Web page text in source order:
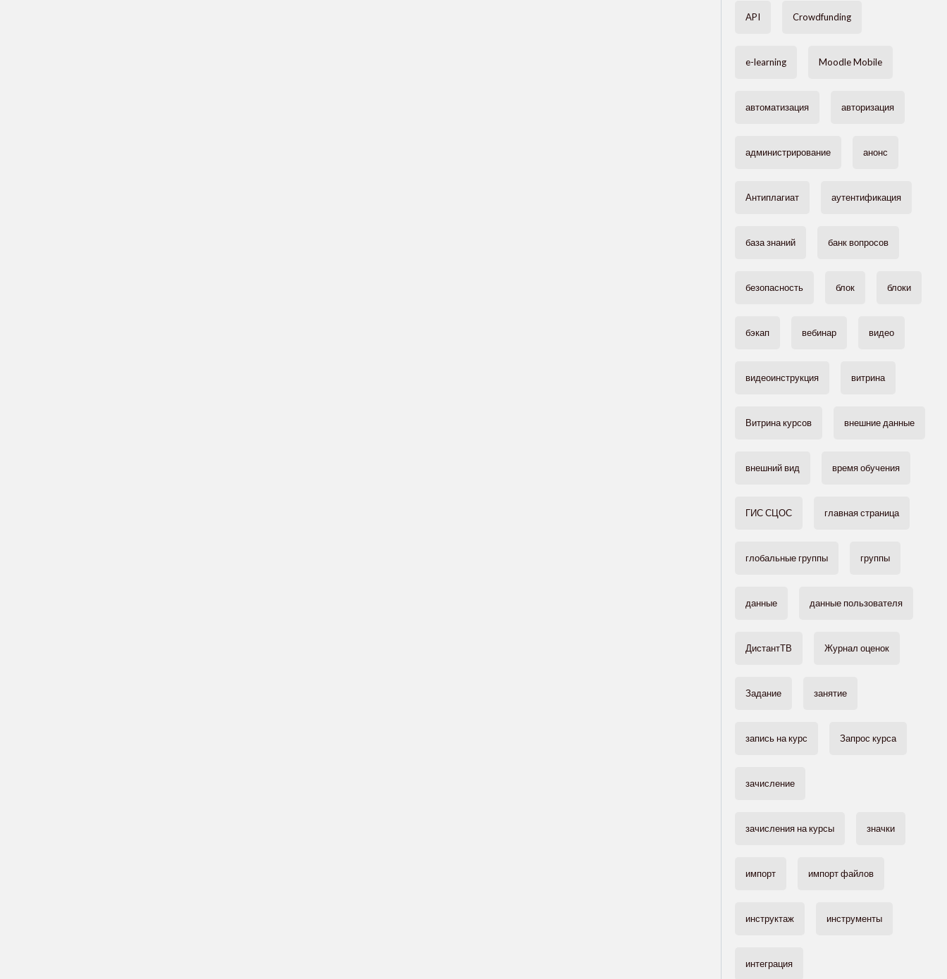
API Crowdfunding
e-learning Moodle Mobile
автоматизация авторизация
администрирование анонс
Антиплагиат аутентификация
база знаний банк вопросов
безопасность блок блоки
бэкап вебинар видео
видеоинструкция витрина
Витрина курсов внешние данные
внешний вид время обучения
ГИС СЦОС главная страница
глобальные группы группы
данные данные пользователя
ДистантТВ Журнал оценок
Задание занятие
запись на курс Запрос курса
зачисление
зачисления на курсы значки
импорт импорт файлов
инструктаж инструменты
интеграция